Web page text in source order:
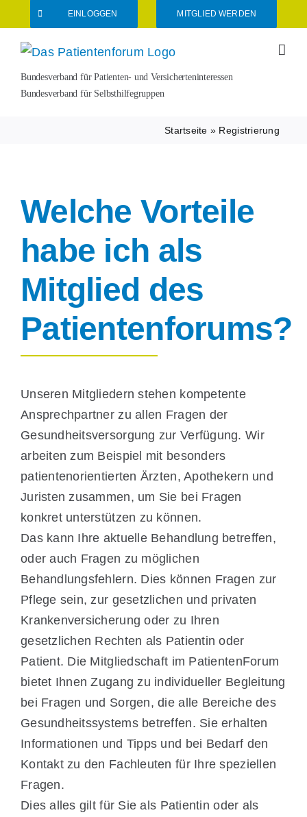
Inhalt
springen
EINLOGGEN MITGLIED WERDEN
Bundesverband für Patienten- und Versicherteninteressen
Bundesverband für Selbsthilfegruppen
Startseite » Registrierung
Welche Vorteile
habe ich als
Mitglied des
Patientenforums?
Unseren Mitgliedern stehen kompetente
Ansprechpartner zu allen Fragen der
Gesundheitsversorgung zur Verfügung. Wir
arbeiten zum Beispiel mit besonders
patientenorientierten Ärzten, Apothekern und
Juristen zusammen, um Sie bei Fragen
konkret unterstützen zu können.
Das kann Ihre aktuelle Behandlung betreffen,
oder auch Fragen zu möglichen
Behandlungsfehlern. Dies können Fragen zur
Pflege sein, zur gesetzlichen und privaten
Krankenversicherung oder zu Ihren
gesetzlichen Rechten als Patientin oder
Patient. Die Mitgliedschaft im PatientenForum
bietet Ihnen Zugang zu individueller Begleitung
bei Fragen und Sorgen, die alle Bereiche des
Gesundheitssystems betreffen. Sie erhalten
Informationen und Tipps und bei Bedarf den
Kontakt zu den Fachleuten für Ihre speziellen
Fragen.
Dies alles gilt für Sie als Patientin oder als